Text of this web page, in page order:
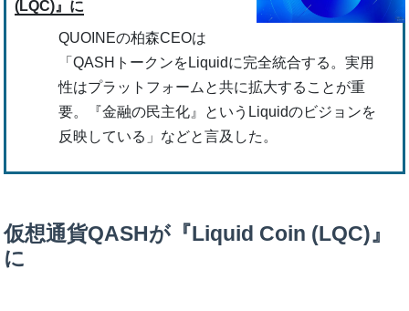
(LQC)』に
QUOINEの柏森CEOは
「QASHトークンをLiquidに完全統合する。実用
性はプラットフォームと共に拡大することが重
要。『金融の民主化』というLiquidのビジョンを
反映している」などと言及した。
仮想通貨QASHが『Liquid Coin (LQC)』
に